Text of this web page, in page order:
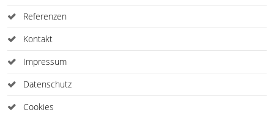
Referenzen
Kontakt
Impressum
Datenschutz
Cookies